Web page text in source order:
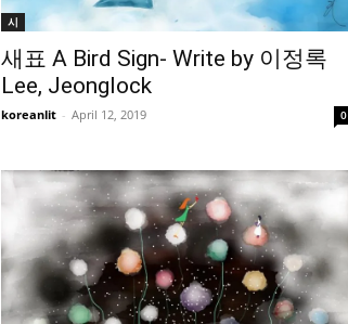
시
새표 A Bird Sign- Write by 이정록
Lee, Jeonglock
koreanlit - April 12, 2019 0